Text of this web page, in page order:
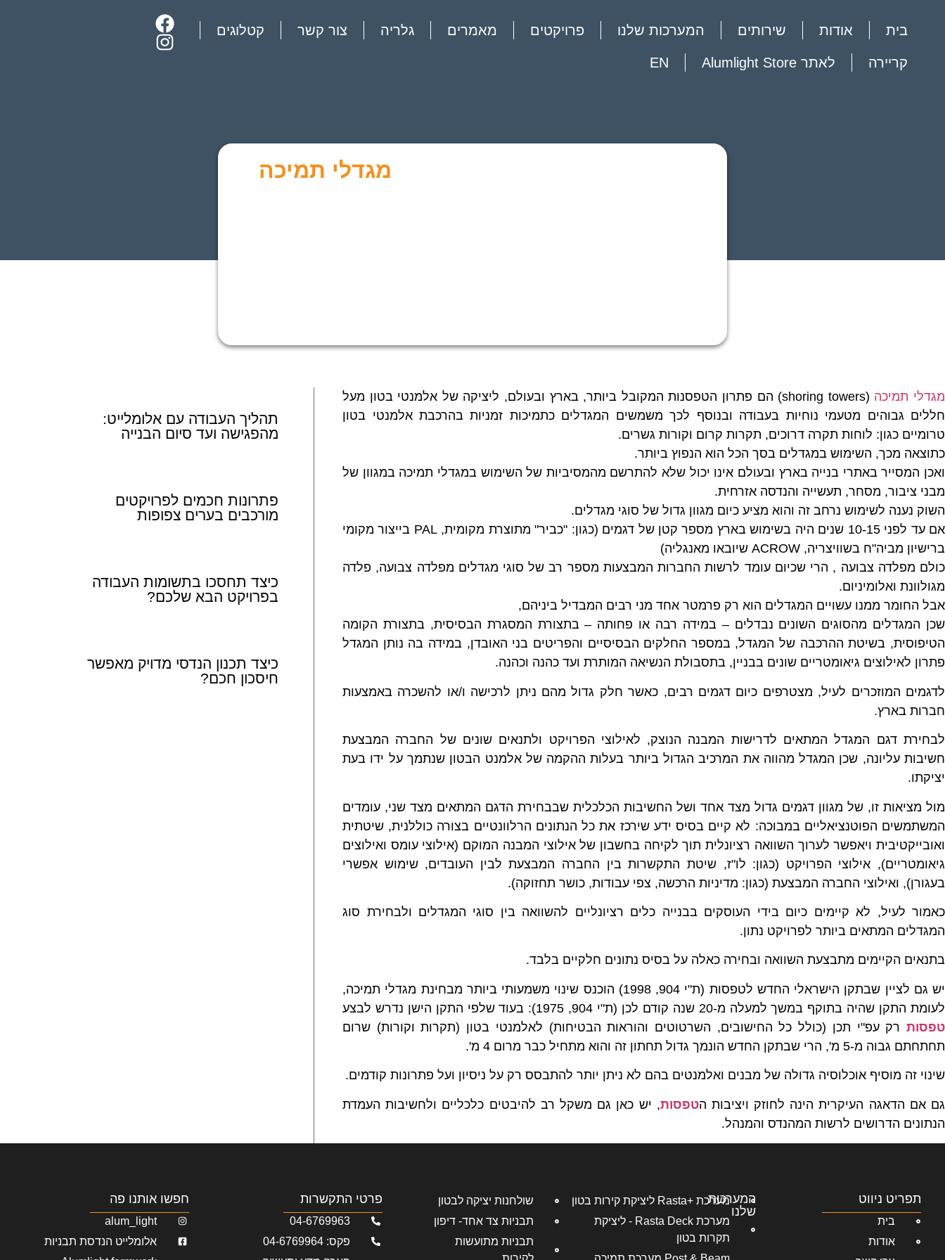
בית אודות שירותים המערכות שלנו פרויקטים מאמרים גלריה צור קשר קטלוגים
קריירה לאתר Alumlight Store EN
מגדלי תמיכה
מגדלי תמיכה
(shoring towers) הם פתרון הטפסנות המקובל ביותר, בארץ ובעולם, ליציקה של אלמנטי בטון מעל
חללים גבוהים מטעמי נוחיות בעבודה ובנוסף לכך משמשים המגדלים כתמיכות זמניות בהרכבת אלמנטי בטון
טרומיים כגון: לוחות תקרה דרוכים, תקרות קרום וקורות גשרים.
כתוצאה מכך, השימוש במגדלים בסך הכל הוא הנפוץ ביותר.
ואכן המסייר באתרי בנייה בארץ ובעולם אינו יכול שלא להתרשם מהמסיביות של השימוש במגדלי תמיכה במגוון של
מבני ציבור, מסחר, תעשייה והנדסה אזרחית.
השוק נענה לשימוש נרחב זה והוא מציע כיום מגוון גדול של סוגי מגדלים.
אם עד לפני 10-15 שנים היה בשימוש בארץ מספר קטן של דגמים (כגון: "כביר" מתוצרת מקומית, PAL בייצור מקומי
ברישיון מביה"ח בשוויצריה, ACROW שיובאו מאנגליה)
כולם מפלדה צבועה , הרי שכיום עומד לרשות החברות המבצעות מספר רב של סוגי מגדלים מפלדה צבועה, פלדה
מגולוונת ואלומיניום.
אבל החומר ממנו עשויים המגדלים הוא רק פרמטר אחד מני רבים המבדיל ביניהם,
שכן המגדלים מהסוגים השונים נבדלים – במידה רבה או פחותה – בתצורת המסגרת הבסיסית, בתצורת הקומה
הטיפוסית, בשיטת ההרכבה של המגדל, במספר החלקים הבסיסיים והפריטים בני האובדן, במידה בה נותן המגדל
פתרון לאילוצים גיאומטריים שונים בבניין, בתסבולת הנשיאה המותרת ועד כהנה וכהנה.
לדגמים המוזכרים לעיל, מצטרפים כיום דגמים רבים, כאשר חלק גדול מהם ניתן לרכישה ו/או להשכרה באמצעות
חברות בארץ.
לבחירת דגם המגדל המתאים לדרישות המבנה הנוצק, לאילוצי הפרויקט ולתנאים שונים של החברה המבצעת
חשיבות עליונה, שכן המגדל מהווה את המרכיב הגדול ביותר בעלות ההקמה של אלמנט הבטון שנתמך על ידו בעת
יציקתו.
מול מציאות זו, של מגוון דגמים גדול מצד אחד ושל החשיבות הכלכלית שבבחירת הדגם המתאים מצד שני, עומדים
המשתמשים הפוטנציאליים במבוכה: לא קיים בסיס ידע שירכז את כל הנתונים הרלוונטיים בצורה כוללנית, שיטתית
ואובייקטיבית ויאפשר לערוך השוואה רציונלית תוך לקיחה בחשבון של אילוצי המבנה המוקם (אילוצי עומס ואילוצים
גיאומטריים), אילוצי הפרויקט (כגון: לו"ז, שיטת התקשרות בין החברה המבצעת לבין העובדים, שימוש אפשרי
בעגורן), ואילוצי החברה המבצעת (כגון: מדיניות הרכשה, צפי עבודות, כושר תחזוקה).
כאמור לעיל, לא קיימים כיום בידי העוסקים בבנייה כלים רציונליים להשוואה בין סוגי המגדלים ולבחירת סוג
המגדלים המתאים ביותר לפרויקט נתון.
בתנאים הקיימים מתבצעת השוואה ובחירה כאלה על בסיס נתונים חלקיים בלבד.
יש גם לציין שבתקן הישראלי החדש לטפסות (ת"י 904, 1998) הוכנס שינוי משמעותי ביותר מבחינת מגדלי תמיכה,
לעומת התקן שהיה בתוקף במשך למעלה מ-20 שנה קודם לכן (ת"י 904, 1975): בעוד שלפי התקן הישן נדרש לבצע
טפסות רק עפ"י תכן (כולל כל החישובים, השרטוטים והוראות הבטיחות) לאלמנטי בטון (תקרות וקורות) שרום
תחתחתם גבוה מ-5 מ', הרי שבתקן החדש הונמך גדול תחתון זה והוא מתחיל כבר מרום 4 מ'.
שינוי זה מוסיף אוכלוסיה גדולה של מבנים ואלמנטים בהם לא ניתן יותר להתבסס רק על ניסיון ועל פתרונות קודמים.
גם אם הדאגה העיקרית הינה לחוזק ויציבות הטפסות, יש כאן גם משקל רב להיבטים כלכליים ולחשיבות העמדת
הנתונים הדרושים לרשות המהנדס והמנהל.
תהליך העבודה עם אלומלייט:
מהפגישה ועד סיום הבנייה
פתרונות חכמים לפרויקטים
מורכבים בערים צפופות
כיצד תחסכו בתשומות העבודה
בפרויקט הבא שלכם?
כיצד תכנון הנדסי מדויק מאפשר
חיסכון חכם?
תפריט ניווט
בית
אודות
המערכות
שלנו
מערכת +Rasta ליציקת קירות בטון
מערכת Rasta Deck - ליציקת
תקרות בטון
שולחנות יציקה לבטון
תבניות צד אחד- דיפון
תבניות מתועשות
פרטי התקשרות
04-6769963
פקס: 04-6769964
חפשו אותנו פה
alum_light
אלומלייט הנדסת תבניות